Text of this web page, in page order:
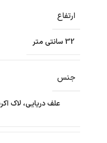
ارتفاع
32 سانتی متر
جنس
علف دریایی، لاک